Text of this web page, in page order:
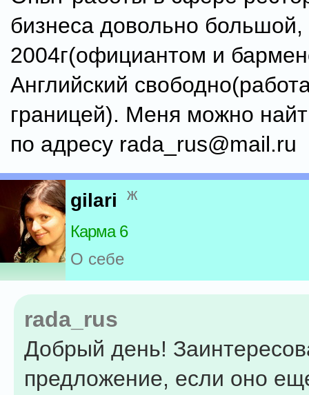
бизнеса довольно большой,
2004г(официантом и
Английский
границей). Меня можно
по адресу rada_rus@mail.ru
gilari ж
Карма 6
О себе
rada_rus
Добрый день!
предложение, если оно